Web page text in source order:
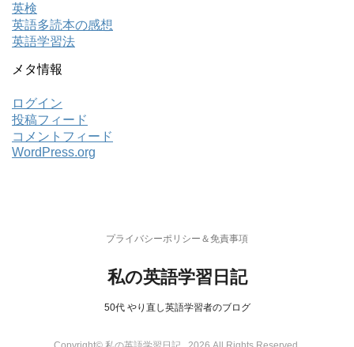
英検
英語多読本の感想
英語学習法
メタ情報
ログイン
投稿フィード
コメントフィード
WordPress.org
プライバシーポリシー＆免責事項
私の英語学習日記
50代 やり直し英語学習者のブログ